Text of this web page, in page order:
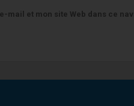
mail et mon site Web dans ce